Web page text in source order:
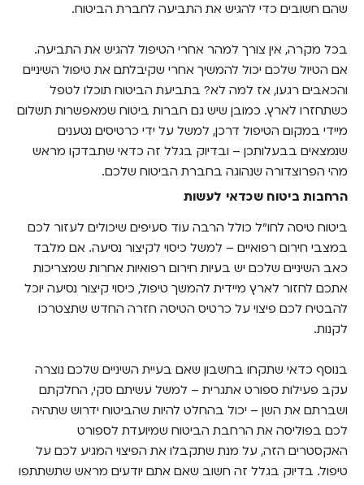
שהם חשובים כדי להגיש את התביעה לחברת הביטוח.
בכל מקרה, אין צורך למהר אחרי הטיפול להגיש את התביעה.
אם הטיול שלכם יכול להמשיך אחרי שקיבלתם את טיפול השיניים
והכאבים רגעו, אז למה לא? בתביעת הביטוח תוכלו לטפל
כשתחזרו לארץ. כמובן שיש גם חברות ביטוח שמאפשרות תשלום
מיידי במקום הטיפול דרכן, למשל על ידי כרטיסים נטענים
שנמצאים בבעלותכן – ובדיוק בגלל זה כדאי שתבדקו מראש
מהי הפרוצדורה שנהוגה בחברת הביטוח שלכם.
הרחבות ביטוח שכדאי לעשות
ביטוח טיסה לחו"ל כולל הרבה עוד סעיפים שיכולים לעזור לכם
במצבי חירום רפואיים – למשל כיסוי לקיצור נסיעה. אם מלבד
כאב השיניים שלכם יש בעיות חירום רפואיות אחרות שמצריכות
אתכם לחזור לארץ מיידית להמשך טיפול, כיסוי קיצור נסיעה יוכל
להבטיח לכם פיצוי על כרטיס הטיסה חזרה החדש שתצטרכו
לקנות.
בנוסף כדאי שתקחו בחשבון שאם בעיית השיניים שלכם נוצרה
עקב פעילות ספורט אתגרית – למשל עשיתם סקי, החלקתם
ושברתם את השן – יכול בהחלט להיות שהביטוח ידרוש שתהיה
לכם בפוליסה את הרחבת הביטוח שמיועדת לספורט
האקסטרים הזה, על מנת שתקבלו את הפיצוי המגיע לכם על
טיפול. בדיוק בגלל זה חשוב שאם אתם יודעים מראש שתשתתפו